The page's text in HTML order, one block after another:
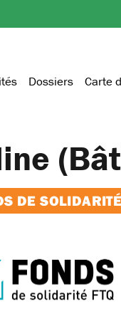
Dossiers Carte
DE